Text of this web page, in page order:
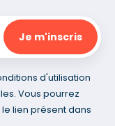
d'utilisation
Vous pourrez
lien présent dans